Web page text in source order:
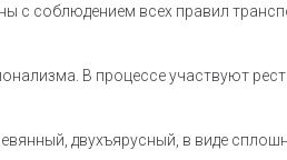
с соблюдением всех правил
В процессе участвуют
двухъярусный, в виде